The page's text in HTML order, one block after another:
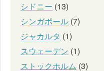
シドニー (13)
シンガポール (7)
ジャカルタ (1)
スウェーデン (1)
ストックホルム (3)